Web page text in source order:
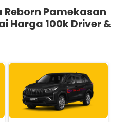
Reborn Pamekasan
Harga 100k Driver &